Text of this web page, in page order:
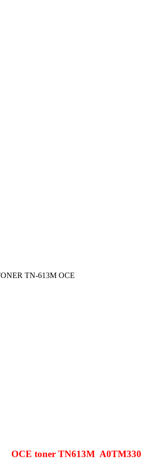
TN-613M OCE
OCE toner TN613M A0TM330